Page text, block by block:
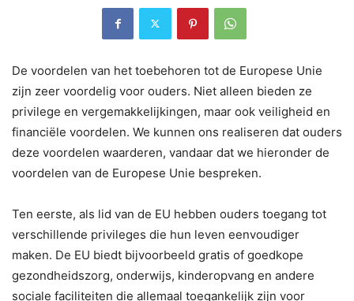
De voordelen van het toebehoren tot de Europese Unie
zijn zeer voordelig voor ouders. Niet alleen bieden ze
privilege en vergemakkelijkingen, maar ook veiligheid en
financiële voordelen. We kunnen ons realiseren dat ouders
deze voordelen waarderen, vandaar dat we hieronder de
voordelen van de Europese Unie bespreken.
Ten eerste, als lid van de EU hebben ouders toegang tot
verschillende privileges die hun leven eenvoudiger
maken. De EU biedt bijvoorbeeld gratis of goedkope
gezondheidszorg, onderwijs, kinderopvang en andere
sociale faciliteiten die allemaal toegankelijk zijn voor